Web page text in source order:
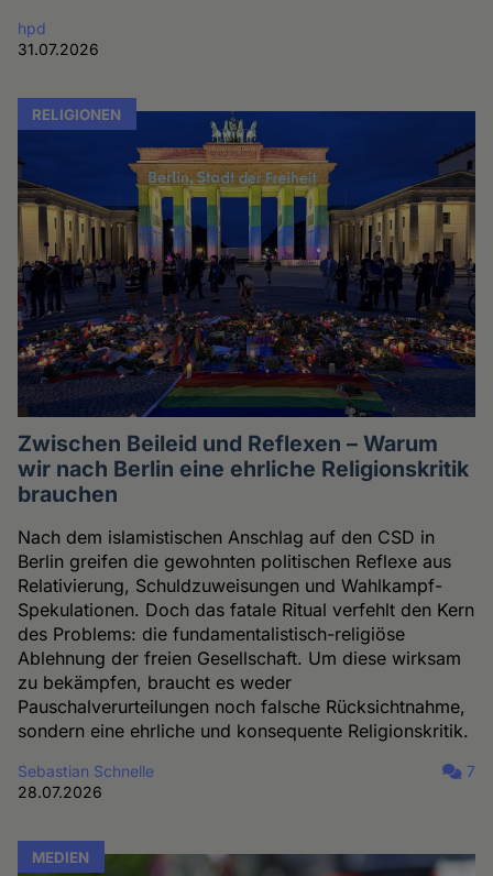
hpd
31.07.2026
RELIGIONEN
Zwischen Beileid und Reflexen – Warum
wir nach Berlin eine ehrliche Religionskritik
brauchen
Nach dem islamistischen Anschlag auf den CSD in
Berlin greifen die gewohnten politischen Reflexe aus
Relativierung, Schuldzuweisungen und Wahlkampf-
Spekulationen. Doch das fatale Ritual verfehlt den Kern
des Problems: die fundamentalistisch-religiöse
Ablehnung der freien Gesellschaft. Um diese wirksam
zu bekämpfen, braucht es weder
Pauschalverurteilungen noch falsche Rücksichtnahme,
sondern eine ehrliche und konsequente Religionskritik.
Sebastian Schnelle
28.07.2026
7
MEDIEN